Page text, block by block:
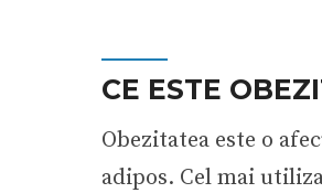
CE ESTE
Obezitatea este o
adipos. Cel mai